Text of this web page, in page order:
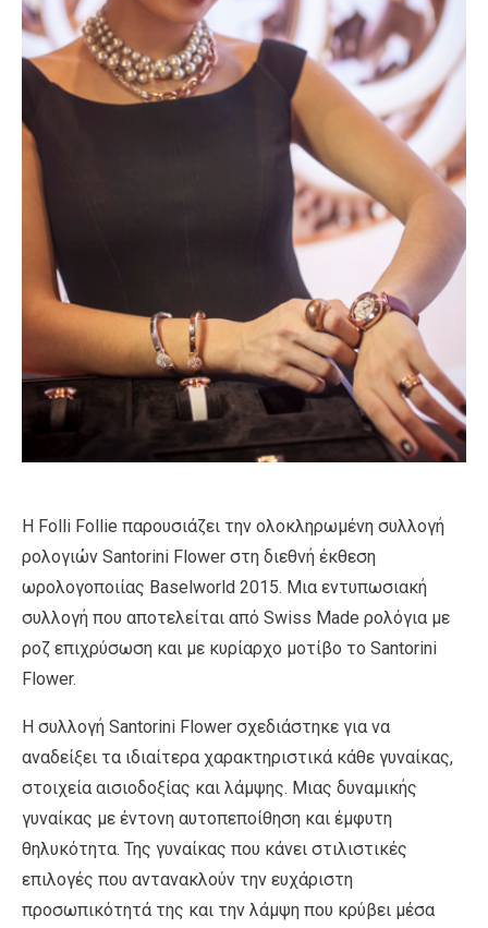
Η Folli Follie παρουσιάζει την ολοκληρωμένη συλλογή
ρολογιών Santorini Flower στη διεθνή έκθεση
ωρολογοποιίας Baselworld 2015. Μια εντυπωσιακή
συλλογή που αποτελείται από Swiss Μade ρολόγια με
ροζ επιχρύσωση και με κυρίαρχο μοτίβο το Santorini
Flower.
Η συλλογή Santorini Flower σχεδιάστηκε για να
αναδείξει τα ιδιαίτερα χαρακτηριστικά κάθε γυναίκας,
στοιχεία αισιοδοξίας και λάμψης. Μιας δυναμικής
γυναίκας με έντονη αυτοπεποίθηση και έμφυτη
θηλυκότητα. Της γυναίκας που κάνει στιλιστικές
επιλογές που αντανακλούν την ευχάριστη
προσωπικότητά της και την λάμψη που κρύβει μέσα